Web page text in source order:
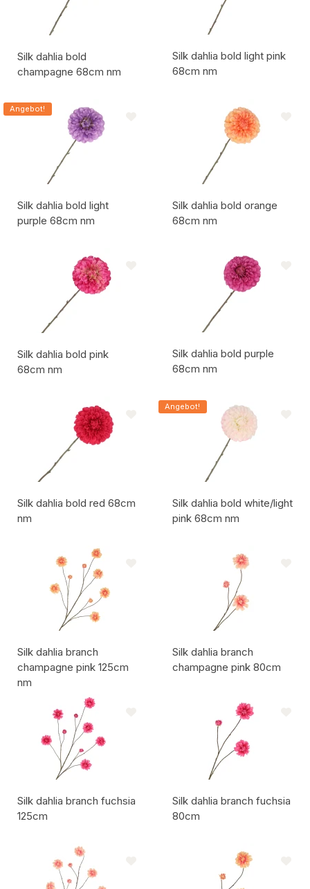
Silk dahlia bold
champagne 68cm nm
Artikelcode:
Silk dahlia bold light pink
68cm nm
Angebot!
Silk dahlia bold light
purple 68cm nm
Silk dahlia bold orange
68cm nm
Silk dahlia bold pink
68cm nm
Silk dahlia bold purple
68cm nm
Artikelcode:
Silk dahlia bold red 68cm
nm
Angebot!
Silk dahlia bold white/light
pink 68cm nm
Silk dahlia branch
champagne pink 125cm
nm
Silk dahlia branch
champagne pink 80cm
Silk dahlia branch fuchsia
125cm
Silk dahlia branch fuchsia
80cm